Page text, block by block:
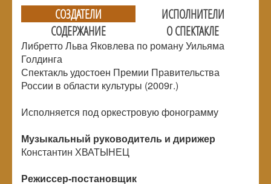
СОЗДАТЕЛИ
ИСПОЛНИТЕЛИ
СОДЕРЖАНИЕ
О СПЕКТАКЛЕ
Либретто Льва Яковлева по роману Уильяма
Голдинга
Спектакль удостоен Премии Правительства
России в области культуры (2009г.)
Исполняется под оркестровую фонограмму
Музыкальный руководитель и дирижер
Константин ХВАТЫНЕЦ
Режиссер-постановщик